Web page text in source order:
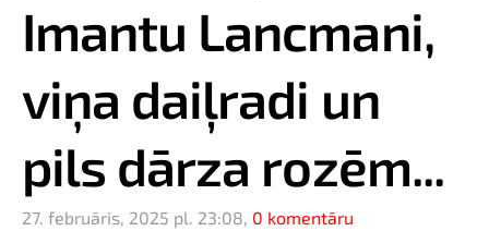
Imantu Lancmani,
viņa daiļradi un
pils dārza rozēm...
27. februāris, 2025 pl. 23:08, 0 komentāru